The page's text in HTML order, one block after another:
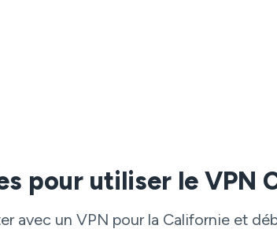
pour utiliser le VPN
avec un VPN pour la Californie et